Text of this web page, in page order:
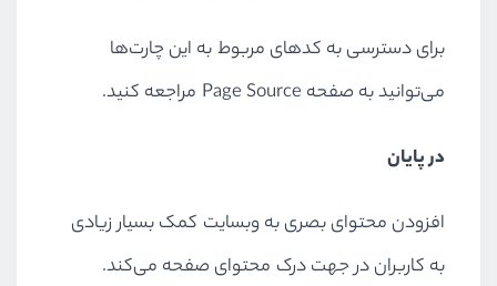
برای دسترسی به کدهای مربوط به این چارت‌ها
می‌توانید به صفحه Page Source مراجعه کنید.
در پایان
افزودن محتوای بصری به وبسایت کمک بسیار زیادی
به کاربران در جهت درک محتوای صفحه می‌کند.